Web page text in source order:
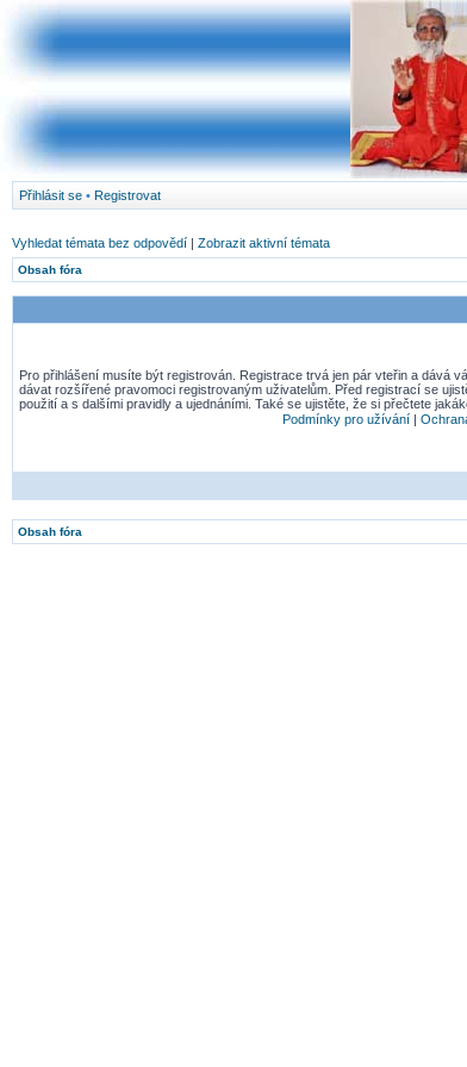
Přihlásit se • Registrovat
Vyhledat témata bez odpovědí | Zobrazit aktivní témata
Obsah fóra
Pro přihlášení musíte být registrován. Registrace trvá jen pár vteřin a dává
dávat rozšířené pravomoci registrovaným uživatelům. Před registrací se
použití a s dalšími pravidly a ujednáními. Také se ujistěte, že si přečtete
Podmínky pro užívání |
Obsah fóra